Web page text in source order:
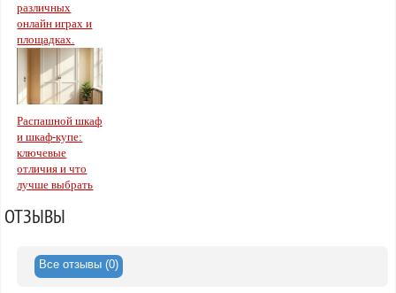
различных
онлайн играх и
площадках.
Распашной шкаф
и шкаф-купе:
ключевые
отличия и что
лучше выбрать
ОТЗЫВЫ
Все отзывы (0)